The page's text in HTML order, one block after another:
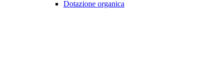
Dotazione organica